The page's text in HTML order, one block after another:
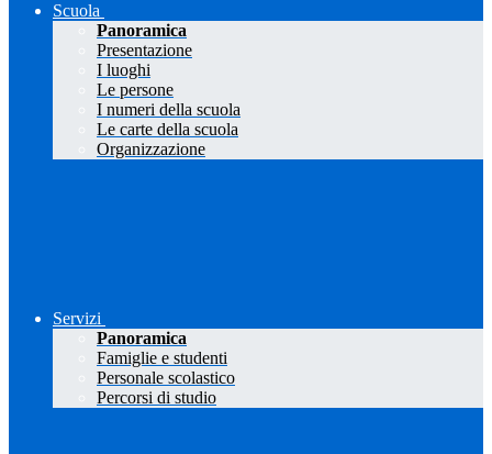
Scuola
Panoramica
Presentazione
I luoghi
Le persone
I numeri della scuola
Le carte della scuola
Organizzazione
Servizi
Panoramica
Famiglie e studenti
Personale scolastico
Percorsi di studio